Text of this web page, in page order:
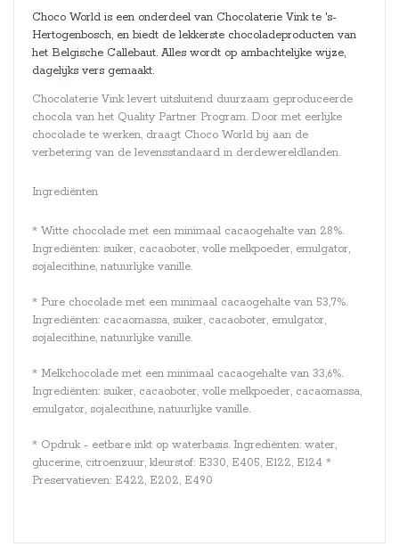
Choco World is een onderdeel van Chocolaterie Vink te 's-
Hertogenbosch, en biedt de lekkerste chocoladeproducten van
het Belgische Callebaut. Alles wordt op ambachtelijke wijze,
dagelijks vers gemaakt.
Chocolaterie Vink levert uitsluitend duurzaam geproduceerde
chocola van het Quality Partner Program. Door met eerlijke
chocolade te werken, draagt Choco World bij aan de
verbetering van de levensstandaard in derdewereldlanden.
Ingrediënten
* Witte chocolade met een minimaal cacaogehalte van 28%.
Ingrediënten: suiker, cacaoboter, volle melkpoeder, emulgator,
sojalecithine, natuurlijke vanille.
* Pure chocolade met een minimaal cacaogehalte van 53,7%.
Ingrediënten: cacaomassa, suiker, cacaoboter, emulgator,
sojalecithine, natuurlijke vanille.
* Melkchocolade met een minimaal cacaogehalte van 33,6%.
Ingrediënten: suiker, cacaoboter, volle melkpoeder, cacaomassa,
emulgator, sojalecithine, natuurlijke vanille.
* Opdruk - eetbare inkt op waterbasis. Ingrediënten: water,
glucerine, citroenzuur, kleurstof: E330, E405, E122, E124 *
Preservatieven: E422, E202, E490